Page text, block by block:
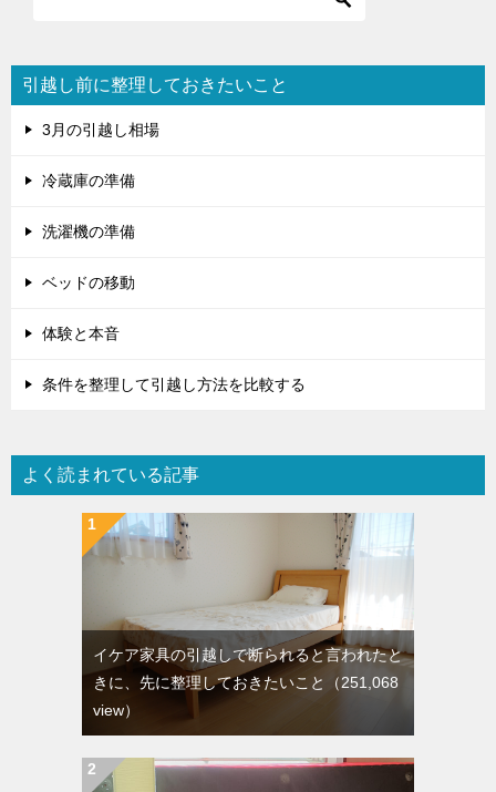
ョ
ン
引越し前に整理しておきたいこと
3月の引越し相場
冷蔵庫の準備
洗濯機の準備
ベッドの移動
体験と本音
条件を整理して引越し方法を比較する
よく読まれている記事
イケア家具の引越しで断られると言われたと
きに、先に整理しておきたいこと
（251,068
view）